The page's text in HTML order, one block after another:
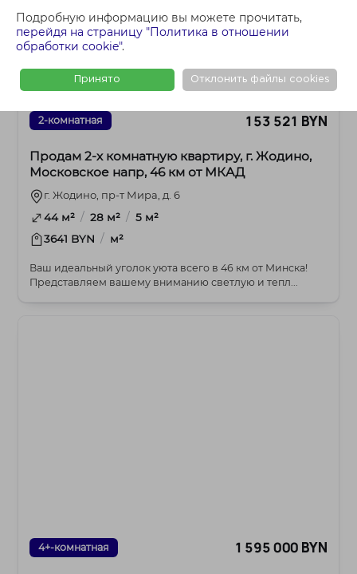
Подробную информацию вы можете прочитать,
перейдя на страницу "Политика в отношении
обработки cookie".
Принято Отклонить файлы cookies
2-комнатная 153 521 BYN
Продам 2-х комнатную квартиру, г. Жодино,
Московское напр, 46 км от МКАД
г. Жодино, пр-т Мира, д. 6
44 м² / 28 м² / 5 м²
3641 BYN / м²
Ваш идеальный уголок уюта всего в 46 км от Минска!
Представляем вашему вниманию светлую и тепл...
4+-комнатная 1 595 000 BYN